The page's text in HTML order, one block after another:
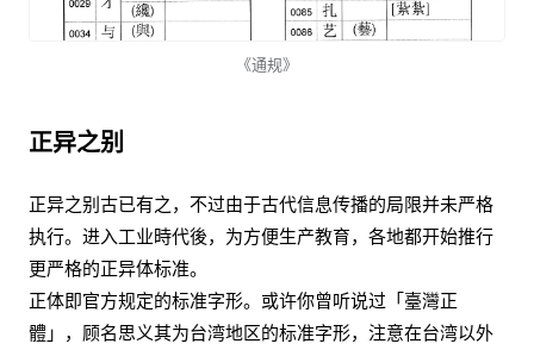
《通规》
正异之别
正异之别古已有之，不过由于古代信息传播的局限并未严格
执行。进入工业時代後，为方便生产教育，各地都开始推行
更严格的正异体标准。
正体即官方规定的标准字形。或许你曾听说过「臺灣正
體」，顾名思义其为台湾地区的标准字形，注意在台湾以外